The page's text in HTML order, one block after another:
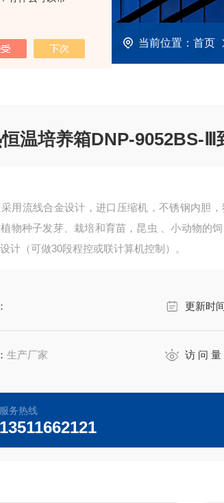
当前位置： 首页
温培养箱DNP-9052BS-Ⅲ
用流线合金设计，进口压缩机，不锈钢内胆
物种子发芽、栽培和育苗，昆虫 、小动物的
计（可做30段程控或联计算机控制）。
更新时
生产厂家 访 问 量
服务热线
13511662121